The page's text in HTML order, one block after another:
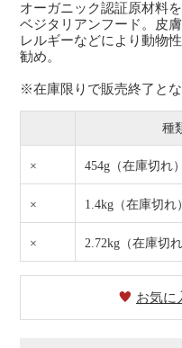
オーガニック認証原材料
ベジタリアンフード。皮
レルギーなどにより動物
勧め。
※在庫限りで販売終了とな
種
× 454g （在庫切れ）
× 1.4kg （在庫切れ）
× 2.72kg （在庫切れ
お気に